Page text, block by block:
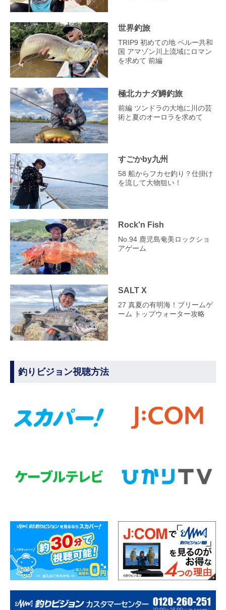
世界釣旅
TRIP9 初めての地 ペルー共和
国 アマゾン川上流域にロマン
を求めて 前編
極北カナダ鱒釣旅
前編 ツンドラの大地に川の芸
術と夏のオーロラを求めて
すごかby九州
58 船からフカセ釣り？仕掛け
を流して大物狙い！
Rock'n Fish
No.94 鹿児島奄美ロックショ
アゲーム
SALT X
27 真夏の有明海！ブリームゲ
ーム トップウォーター攻略
釣りビジョン視聴方法